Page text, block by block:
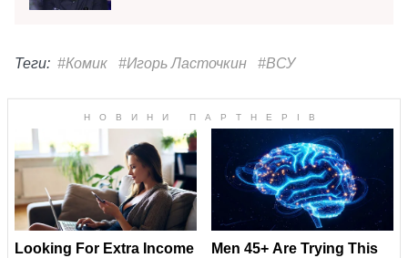
Теги: #Комик #Игорь Ласточкин #ВСУ